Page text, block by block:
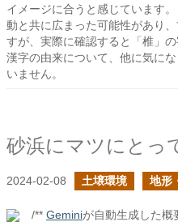
イメージに合うと感じています
動と共に広まった可能性があり
すが、実際に確認すると「椎」
漢字の由来について、他に気に
いません。
2024-02-08 土壌環境 地形
/** Geminiが自動生成した概